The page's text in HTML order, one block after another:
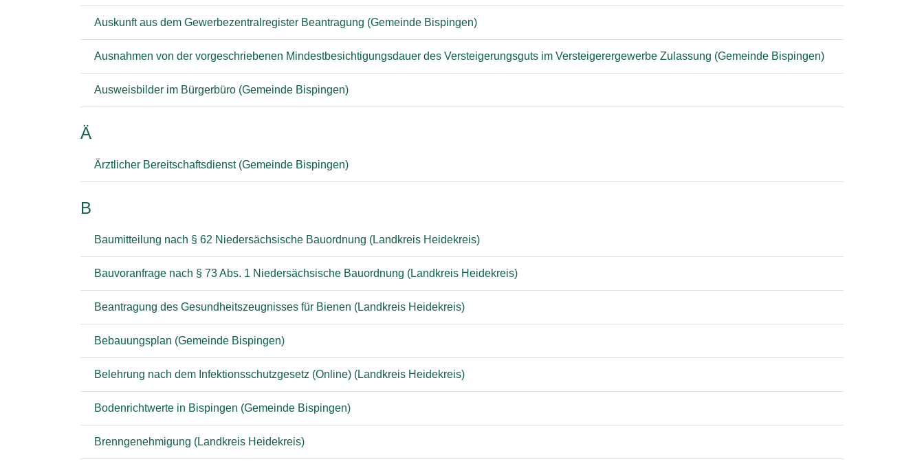
Auskunft aus dem Gewerbezentralregister Beantragung (Gemeinde Bispingen)
Ausnahmen von der vorgeschriebenen Mindestbesichtigungsdauer des Versteigerungsguts im Versteigerergewerbe Zulassung (Gemeinde Bispingen)
Ausweisbilder im Bürgerbüro (Gemeinde Bispingen)
Ä
Ärztlicher Bereitschaftsdienst (Gemeinde Bispingen)
B
Baumitteilung nach § 62 Niedersächsische Bauordnung (Landkreis Heidekreis)
Bauvoranfrage nach § 73 Abs. 1 Niedersächsische Bauordnung (Landkreis Heidekreis)
Beantragung des Gesundheitszeugnisses für Bienen (Landkreis Heidekreis)
Bebauungsplan (Gemeinde Bispingen)
Belehrung nach dem Infektionsschutzgesetz (Online) (Landkreis Heidekreis)
Bodenrichtwerte in Bispingen (Gemeinde Bispingen)
Brenngenehmigung (Landkreis Heidekreis)